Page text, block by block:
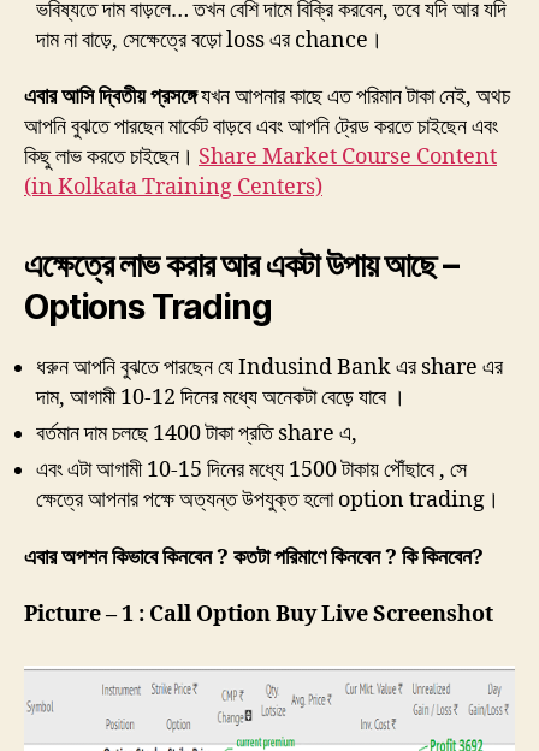
ভবিষ্যতে দাম বাড়লে… তখন বেশি দামে বিক্রি করবেন, তবে যদি আর যদি
দাম না বাড়ে, সেক্ষেত্রে বড়ো loss এর chance।
এবার আসি দ্বিতীয় প্রসঙ্গেযখন আপনার কাছে এত পরিমান টাকা নেই, অথচ
আপনি বুঝতে পারছেন মার্কেট বাড়বে এবং আপনি ট্রেড করতে চাইছেন এবং
কিছু লাভ করতে চাইছেন। Share Market Course Content
(in Kolkata Training Centers)
এক্ষেত্রে লাভ করার আর একটা উপায় আছে –
Options Trading
ধরুন আপনি বুঝতে পারছেন যে Indusind Bank এর share এর
দাম, আগামী 10-12 দিনের মধ্যে অনেকটা বেড়ে যাবে ।
বর্তমান দাম চলছে 1400 টাকা প্রতি share এ,
এবং এটা আগামী 10-15 দিনের মধ্যে 1500 টাকায় পৌঁছাবে , সে
ক্ষেত্রে আপনার পক্ষে অত্যন্ত উপযুক্ত হলো option trading।
এবার অপশন কিভাবে কিনবেন ? কতটা পরিমাণে কিনবেন ? কি কিনবেন?
Picture – 1 : Call Option Buy Live Screenshot